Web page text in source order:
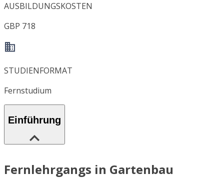
AUSBILDUNGSKOSTEN
GBP 718
STUDIENFORMAT
Fernstudium
Einführung
Fernlehrgangs in Gartenbau